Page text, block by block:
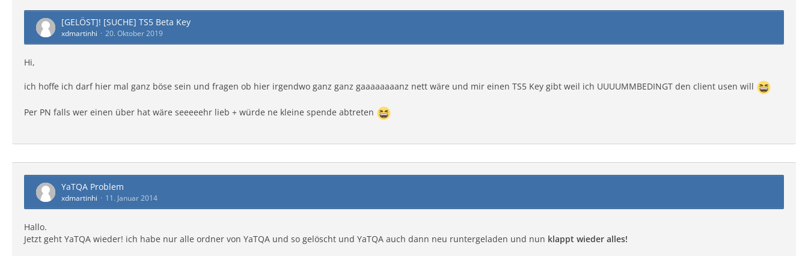
[GELÖST]! [SUCHE] TS5 Beta Key
xdmartinhi 20. Oktober 2019
Hi,
ich hoffe ich darf hier mal ganz böse sein und fragen ob hier irgendwo ganz ganz gaaaaaaaanz nett wäre und mir einen TS5 Key gibt weil ich UUUUMMBEDINGT den client usen will
Per PN falls wer einen über hat wäre seeeeehr lieb + würde ne kleine spende abtreten
YaTQA Problem
xdmartinhi 11. Januar 2014
Hallo.
Jetzt geht YaTQA wieder! ich habe nur alle ordner von YaTQA und so gelöscht und YaTQA auch dann neu runtergeladen und nun klappt wieder alles!